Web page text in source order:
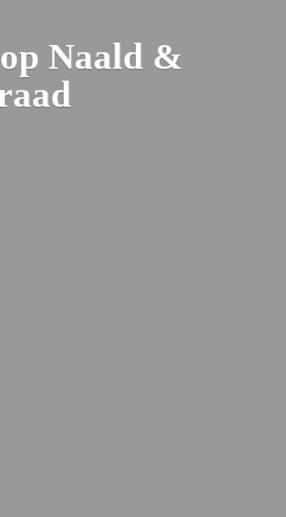
Naald &